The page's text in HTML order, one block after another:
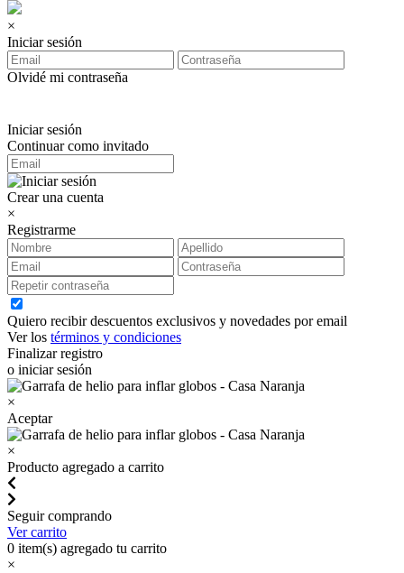
×
Iniciar sesión
Olvidé mi contraseña
Iniciar sesión
Continuar como invitado
Crear una cuenta
×
Registrarme
Quiero recibir descuentos exclusivos y novedades por email
Ver los términos y condiciones
Finalizar registro
o iniciar sesión
×
Aceptar
×
Producto agregado a carrito
Seguir comprando
Ver carrito
0 item(s) agregado tu carrito
×